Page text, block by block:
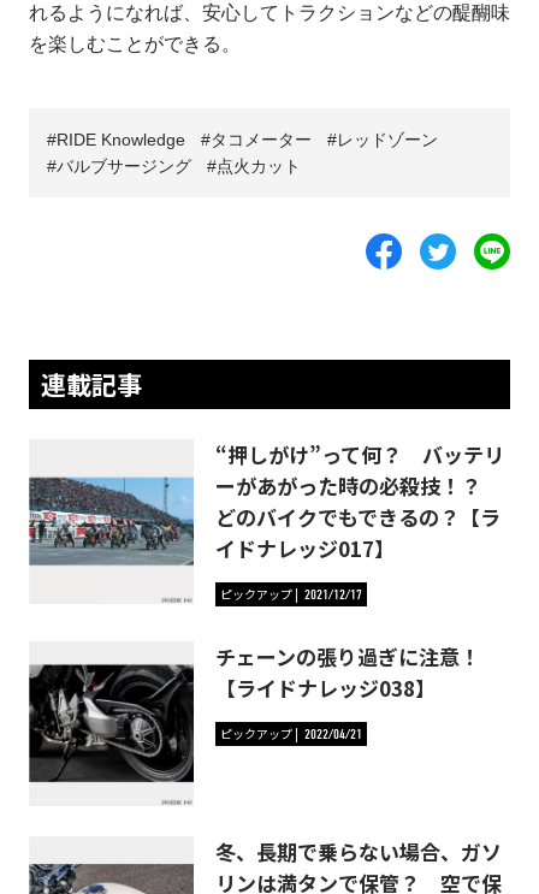
れるようになれば、安心してトラクションなどの醍醐味
を楽しむことができる。
RIDE Knowledge タコメーター
レッドゾーン
バルブサージング
点火カット
連載記事
“押しがけ”って何？ バッテリ
ーがあがった時の必殺技！？
どのバイクでもできるの？【ラ
イドナレッジ017】
ピックアップ 2021/12/17
チェーンの張り過ぎに注意！
【ライドナレッジ038】
ピックアップ 2022/04/21
冬、長期で乗らない場合、ガソ
リンは満タンで保管？ 空で保